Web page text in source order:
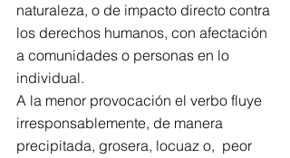
naturaleza, o de impacto directo contra
los derechos humanos, con afectación
a comunidades o personas en lo
individual.
A la menor provocación el verbo fluye
irresponsablemente, de manera
precipitada, grosera, locuaz o,  peor